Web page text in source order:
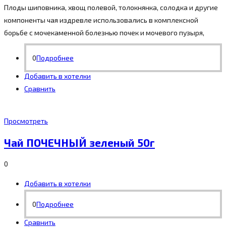
Плоды шиповника, хвощ полевой, толокнянка, солодка и другие
компоненты чая издревле использовались в комплексной
борьбе с мочекаменной болезнью почек и мочевого пузыря,
0Подробнее
Добавить в хотелки
Сравнить
Просмотреть
Чай ПОЧЕЧНЫЙ зеленый 50г
0
Добавить в хотелки
0Подробнее
Сравнить